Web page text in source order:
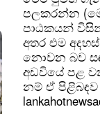
පලකරන්න
පාඨකයන්
අතර එම
නොවන බව
අඩවියේ පළ
නම් ඒ පිළිබඳව